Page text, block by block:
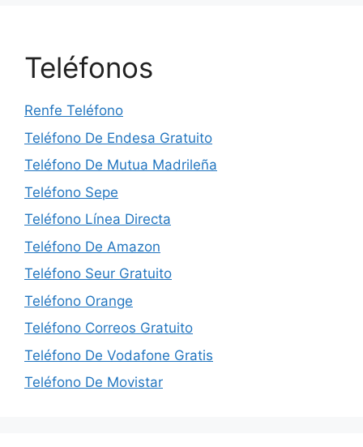
Teléfonos
Renfe Teléfono
Teléfono De Endesa Gratuito
Teléfono De Mutua Madrileña
Teléfono Sepe
Teléfono Línea Directa
Teléfono De Amazon
Teléfono Seur Gratuito
Teléfono Orange
Teléfono Correos Gratuito
Teléfono De Vodafone Gratis
Teléfono De Movistar